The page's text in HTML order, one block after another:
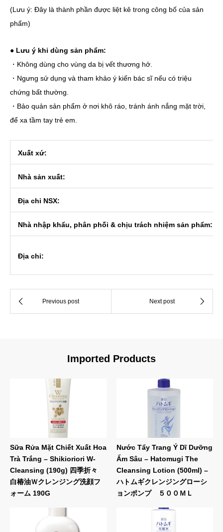
(Lưu ý: Đây là thành phần được liệt kê trong công bố của sản
phẩm)
● Lưu ý khi dùng sản phẩm:
・Không dùng cho vùng da bị vết thương hở.
・Ngưng sử dụng và tham khảo ý kiến bác sĩ nếu có triệu
chứng bất thường.
・Bảo quản sản phẩm ở nơi khô ráo, tránh ánh nắng mặt trời,
để xa tầm tay trẻ em.
Xuất xứ:
Nhà sản xuất:
Địa chỉ NSX:
Nhà nhập khẩu, phân phối & chịu trách nhiệm sản phẩm:
Địa chỉ:
Imported Products
Sữa Rửa Mặt Chiết Xuất Hoa
Trà Trắng – Shikioriori W-
Cleansing (190g) 四季折々
白椿油Ｗクレンジング洗顔フ
ォーム 190G
Nước Tẩy Trang Ý Dĩ Dưỡng
Ẩm Sâu – Hatomugi The
Cleansing Lotion (500ml) –
ハトムギクレンジングローシ
ョンポンプ ５００ＭＬ